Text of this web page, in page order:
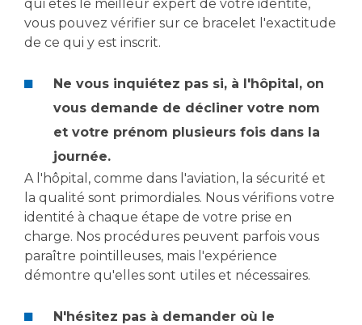
Nos indicateurs qualité et de sécurité des soins
Protection des données
Sécurité
Les recherches en santé à l’AP-HM
Liste des marchés conclus
Documents utiles
qui êtes le meilleur expert de votre identité,
vous pouvez vérifier sur ce bracelet l'exactitude
de ce qui y est inscrit.
Ne vous inquiétez pas si, à l'hôpital, on
vous demande de décliner votre nom
et votre prénom plusieurs fois dans la
journée.
A l'hôpital, comme dans l'aviation, la sécurité et
la qualité sont primordiales. Nous vérifions votre
identité à chaque étape de votre prise en
charge. Nos procédures peuvent parfois vous
paraître pointilleuses, mais l'expérience
démontre qu'elles sont utiles et nécessaires.
N'hésitez pas à demander où le